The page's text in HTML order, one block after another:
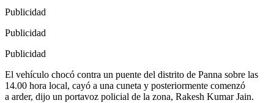
Publicidad
Publicidad
Publicidad
El vehículo chocó contra un puente del distrito de Panna sobre las
14.00 hora local, cayó a una cuneta y posteriormente comenzó
a arder, dijo un portavoz policial de la zona, Rakesh Kumar Jain.